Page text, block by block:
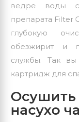
ведре воды с
препарата Filter
глубокую
обезжирит и
службы. Так
картридж для
насухо